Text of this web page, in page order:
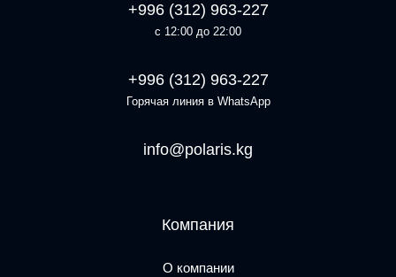
+996 (312) 963-227
с 12:00 до 22:00
+996 (312) 963-227
Горячая линия в WhatsApp
info@polaris.kg
Компания
О компании